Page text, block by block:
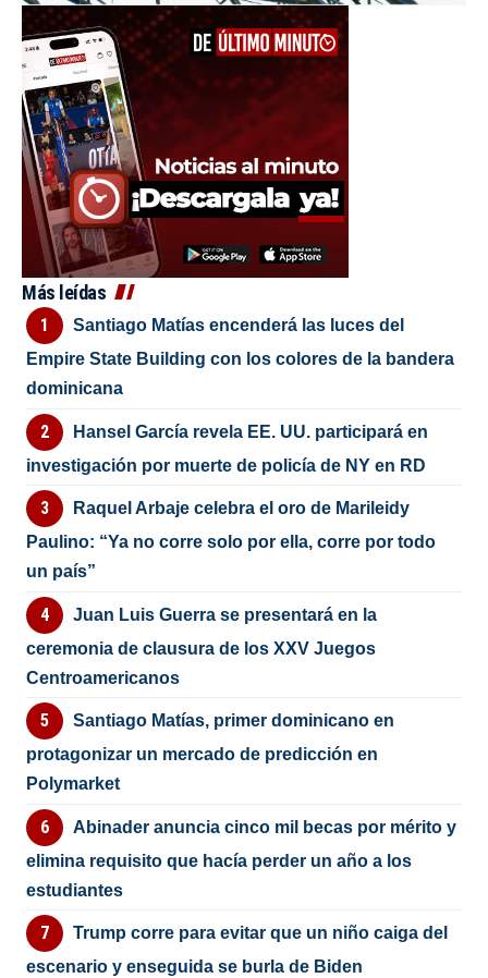
Más leídas
Santiago Matías encenderá las luces del
Empire State Building con los colores de la bandera
dominicana
Hansel García revela EE. UU. participará en
investigación por muerte de policía de NY en RD
Raquel Arbaje celebra el oro de Marileidy
Paulino: “Ya no corre solo por ella, corre por todo
un país”
Juan Luis Guerra se presentará en la
ceremonia de clausura de los XXV Juegos
Centroamericanos
Santiago Matías, primer dominicano en
protagonizar un mercado de predicción en
Polymarket
Abinader anuncia cinco mil becas por mérito y
elimina requisito que hacía perder un año a los
estudiantes
Trump corre para evitar que un niño caiga del
escenario y enseguida se burla de Biden